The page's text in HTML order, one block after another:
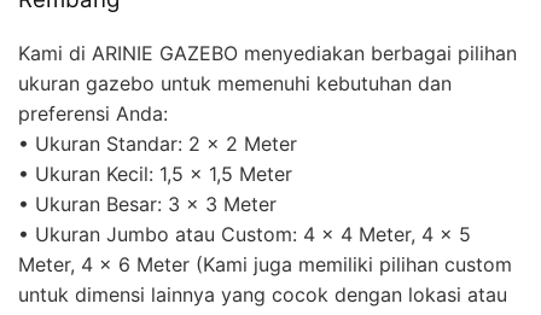
Kami di ARINIE GAZEBO menyediakan berbagai pilihan
ukuran gazebo untuk memenuhi kebutuhan dan
preferensi Anda:
• Ukuran Standar: 2 x 2 Meter
• Ukuran Kecil: 1,5 x 1,5 Meter
• Ukuran Besar: 3 x 3 Meter
• Ukuran Jumbo atau Custom: 4 x 4 Meter, 4 x 5
Meter, 4 x 6 Meter (Kami juga memiliki pilihan custom
untuk dimensi lainnya yang cocok dengan lokasi atau